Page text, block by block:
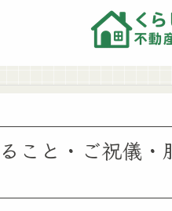
こと・ご祝儀・